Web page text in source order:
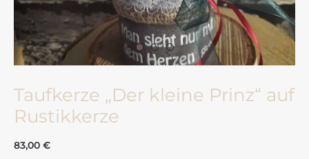
Taufkerze „Der kleine Prinz“ auf
Rustikkerze
83,00 €